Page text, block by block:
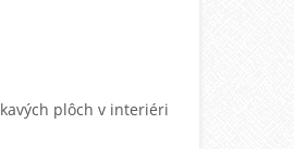
kavých plôchv interiéri